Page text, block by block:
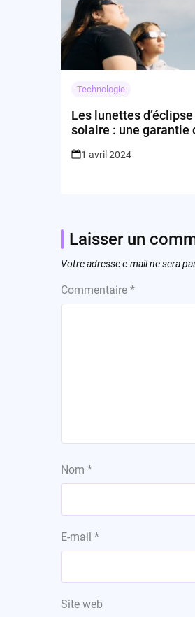
Technologie
Les lunettes d’éclipse
solaire : une garantie
d’incertitude ?
1 avril 2024
Laisser un
Votre adresse e-mail ne sera
Commentaire *
Nom *
E-mail *
Site web